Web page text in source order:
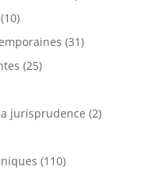
(10)
(31)
(25)
jurisprudence (2)
(110)